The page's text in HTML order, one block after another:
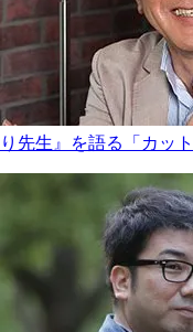
り先生』を語る「カッ